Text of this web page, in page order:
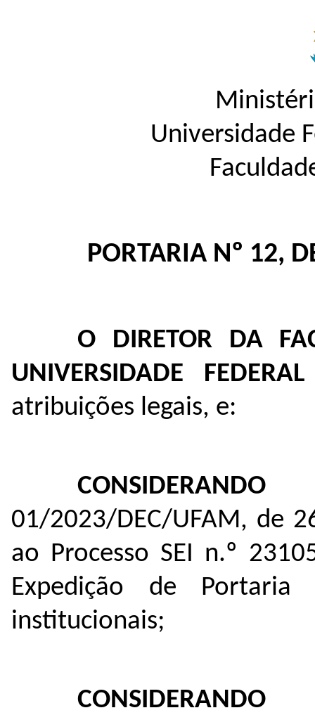
Universidade
PORTARIA Nº 12,
O DIRETOR DA
UNIVERSIDADE
atribuições legais, e:
CONSIDERANDO
01/2023/DEC/UFAM, de
ao Processo SEI n.º
Expedição de
institucionais;